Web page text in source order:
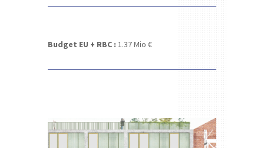
Budget EU + RBC : 1.37Mio €